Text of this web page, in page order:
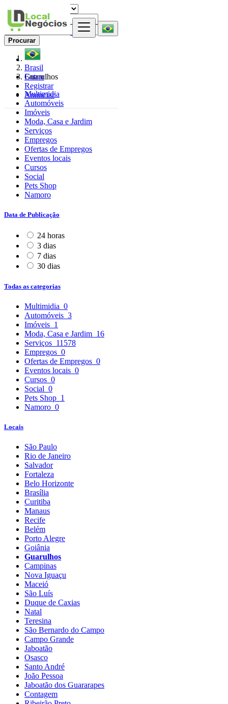
Entrar
Registrar
Anunciar
Procurar
Brasil
Guarulhos
Multimidia
Automóveis
Imóveis
Moda, Casa e Jardim
Serviços
Empregos
Ofertas de Empregos
Eventos locais
Cursos
Social
Pets Shop
Namoro
Data de Publicação
24 horas
3 dias
7 dias
30 dias
Todas as categorias
Multimidia 0
Automóveis 3
Imóveis 1
Moda, Casa e Jardim 16
Serviços 11578
Empregos 0
Ofertas de Empregos 0
Eventos locais 0
Cursos 0
Social 0
Pets Shop 1
Namoro 0
Locais
São Paulo
Rio de Janeiro
Salvador
Fortaleza
Belo Horizonte
Brasília
Curitiba
Manaus
Recife
Belém
Porto Alegre
Goiânia
Guarulhos
Campinas
Nova Iguaçu
Maceió
São Luís
Duque de Caxias
Natal
Teresina
São Bernardo do Campo
Campo Grande
Jaboatão
Osasco
Santo André
João Pessoa
Jaboatão dos Guararapes
Contagem